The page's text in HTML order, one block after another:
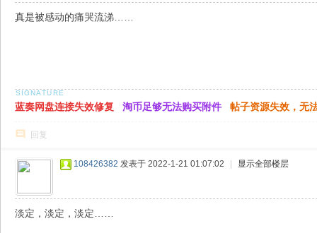
真是被感动的痛哭流涕……
蓝奏网盘连接失效修复 淘币足够无法购买附件 帖子资源失效，无
回复
108426382 发表于 2022-1-21 01:07:02 显示全部楼层
淡定，淡定，淡定……